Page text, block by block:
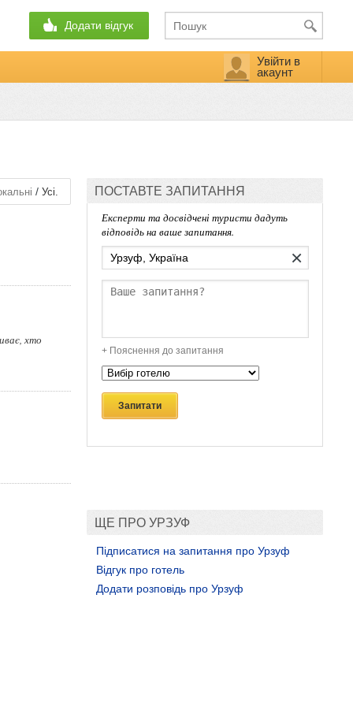
Додати відгук
Увійти в
акаунт
ПОСТАВТЕ ЗАПИТАННЯ
Експерти та досвідчені туристи дадуть
відповідь на ваше запитання.
×
+ Пояснення до запитання
Запитати
ЩЕ ПРО УРЗУФ
Підписатися на запитання про Урзуф
Відгук про готель
Додати розповідь про Урзуф
/ Усі.
хто